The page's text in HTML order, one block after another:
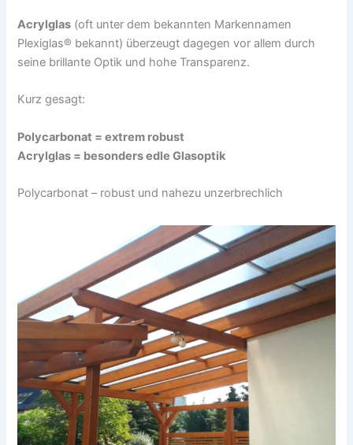
Acrylglas (oft unter dem bekannten Markennamen
Plexiglas® bekannt) überzeugt dagegen vor allem durch
seine brillante Optik und hohe Transparenz.
Kurz gesagt:
Polycarbonat = extrem robust
Acrylglas = besonders edle Glasoptik
Polycarbonat – robust und nahezu unzerbrechlich